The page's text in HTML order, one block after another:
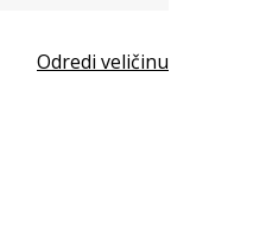
Odredi veličinu